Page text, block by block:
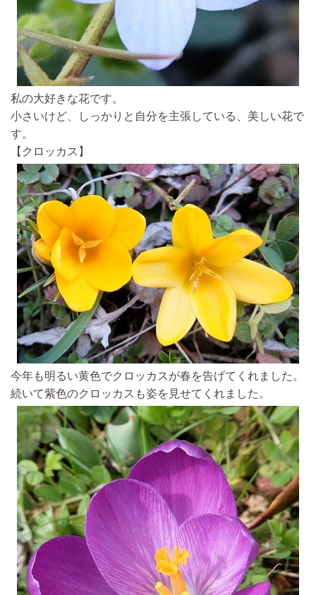
私の大好きな花です。
小さいけど、しっかりと自分を主張している、美しい花で
す。
【クロッカス】
今年も明るい黄色でクロッカスが春を告げてくれました。
続いて紫色のクロッカスも姿を見せてくれました。